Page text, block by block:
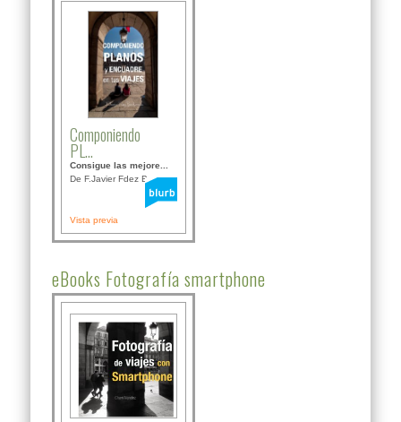
Componiendo
PL...
Consigue las mejore...
De F.Javier Fdez Bor...
Vista previa
eBooks Fotografía smartphone